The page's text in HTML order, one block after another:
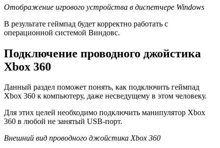
Отображение игрового устройства в диспетчере Windows
В результате геймпад будет корректно работать с
операционной системой Виндовс.
Подключение проводного джойстика
Xbox 360
Данный раздел поможет понять, как подключить геймпад
Xbox 360 к компьютеру, даже несведущему в этом человеку.
Для этих целей необходимо подключить манипулятор Xbox
360 в любой не занятый USB-порт.
Внешний вид проводного джойстика Xbox 360